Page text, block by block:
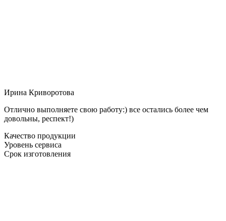
Ирина Криворотова
Отлично выполняете свою работу:) все остались более чем
довольны, респект!)
Качество продукции
Уровень сервиса
Срок изготовления